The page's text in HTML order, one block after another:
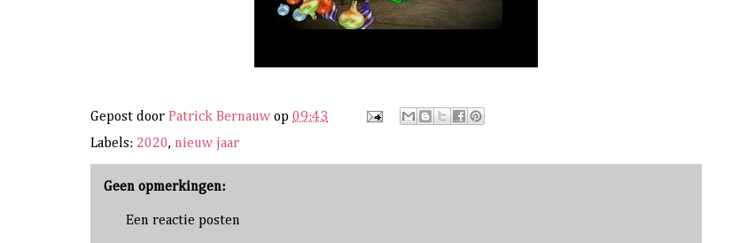
Gepost door Patrick Bernauw op 09:43
Labels: 2020, nieuw jaar
Geen opmerkingen:
Een reactie posten